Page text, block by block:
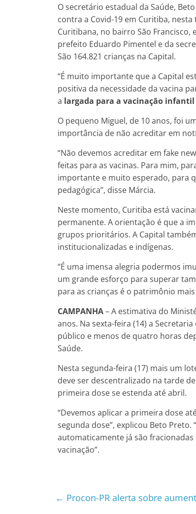
O secretário estadual da Saúde,
contra a Covid-19 em Curitiba,
Curitibana, no bairro São Francisco,
prefeito Eduardo Pimentel e da
São 164.821 crianças na Capital.
“É muito importante que a Capital
positiva da necessidade da vacina
a largada para a vacinação infantil
O pequeno Miguel, de 10 anos, foi
importância de não acreditar em
“Não devemos acreditar em fake
feitas para as vacinas. Para mim,
importante e muito esperado, para
pedagógica”, disse Márcia.
Neste momento, Curitiba está
permanente. A orientação é que a
grupos prioritários. A Capital
institucionalizadas e indígenas.
“É uma imensa alegria podermos
um grande esforço para superar
para as crianças é o patrimônio
CAMPANHA– A estimativa do
anos. Na sexta-feira (14) a
público e menos de quatro horas
Saúde.
Nesta segunda-feira (17) mais um
deve ser descentralizado na tarde
primeira dose se estenda até abril.
“Devemos aplicar a primeira dose
segunda dose”, explicou Beto
automaticamente já são
vacinação”.
← Procon-PR alerta sobre